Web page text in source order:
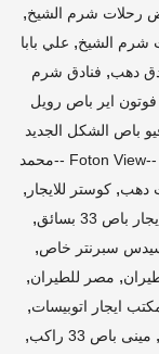
رحلات شرم الشيخ,
شرم الشيخ, علي بابا
دهب, فنادق شرم
فوتون اير باص رويل
باص الشكل الجديد
فوتون فيو باص الشكل الجديد 15 راكب --Foton View --محمد
دهب, كوستر للايجار ,
باص 33 بسائق ,
سبرنتر خاص,
, مصر للطيران,
ايجار اتوبيسات,
, مينى باص 33 راكب ,